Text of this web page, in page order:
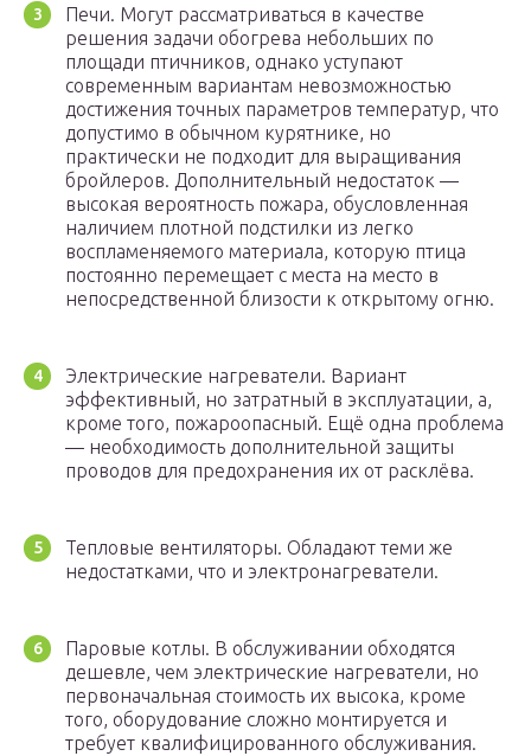
Печи. Могут рассматриваться в качестве
решения задачи обогрева небольших по
площади птичников, однако уступают
современным вариантам невозможностью
достижения точных параметров температур, что
допустимо в обычном курятнике, но
практически не подходит для выращивания
бройлеров. Дополнительный недостаток —
высокая вероятность пожара, обусловленная
наличием плотной подстилки из легко
воспламеняемого материала, которую птица
постоянно перемещает с места на место в
непосредственной близости к открытому огню.
Электрические нагреватели. Вариант
эффективный, но затратный в эксплуатации, а,
кроме того, пожароопасный. Ещё одна проблема
— необходимость дополнительной защиты
проводов для предохранения их от расклёва.
Тепловые вентиляторы. Обладают теми же
недостатками, что и электронагреватели.
Паровые котлы. В обслуживании обходятся
дешевле, чем электрические нагреватели, но
первоначальная стоимость их высока, кроме
того, оборудование сложно монтируется и
требует квалифицированного обслуживания.